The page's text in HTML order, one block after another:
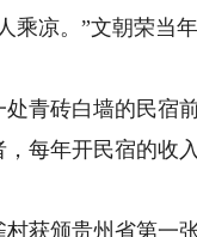
凉。”文朝荣当
砖白墙的民宿
每年开民宿的收
获颁贵州省第一